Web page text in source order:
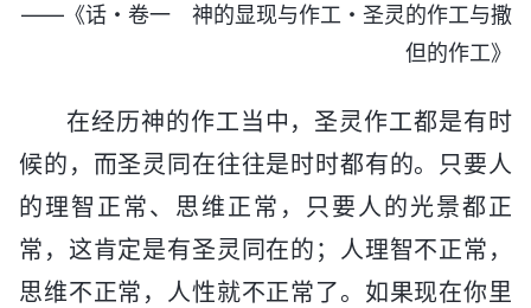
——《话・卷一 神的显现与作工・圣灵的作工与撒
但的作工》
在经历神的作工当中，圣灵作工都是有时
候的，而圣灵同在往往是时时都有的。只要人
的理智正常、思维正常，只要人的光景都正
常，这肯定是有圣灵同在的；人理智不正常，
思维不正常，人性就不正常了。如果现在你里